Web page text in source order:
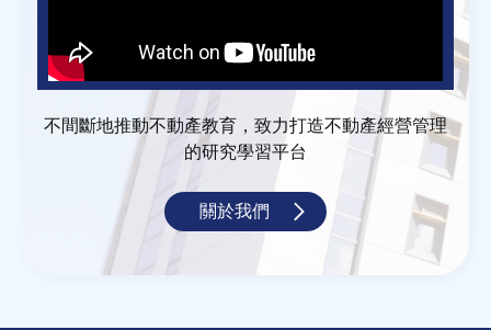
不間斷地推動不動產教育，致力打造不動產經營管理
的研究學習平台
關於我們